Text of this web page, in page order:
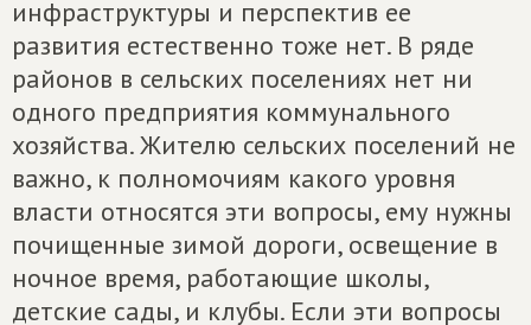
инфраструктуры и перспектив ее
развития естественно тоже нет. В ряде
районов в сельских поселениях нет ни
одного предприятия коммунального
хозяйства. Жителю сельских поселений не
важно, к полномочиям какого уровня
власти относятся эти вопросы, ему нужны
почищенные зимой дороги, освещение в
ночное время, работающие школы,
детские сады, и клубы. Если эти вопросы